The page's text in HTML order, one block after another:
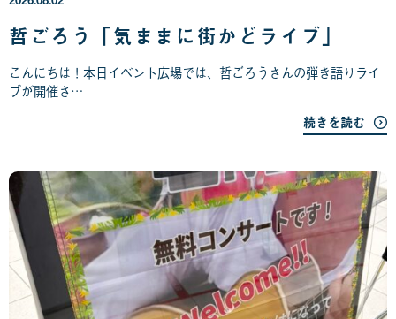
哲ごろう「気ままに街かどライブ」
こんにちは！本日イベント広場では、哲ごろうさんの弾き語りライ
ブが開催さ…
続きを読む
0
8
月
2
日